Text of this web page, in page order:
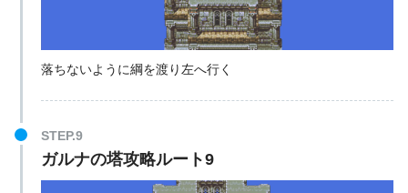
落ちないように綱を渡り左へ行く
STEP.9
ガルナの塔攻略ルート9